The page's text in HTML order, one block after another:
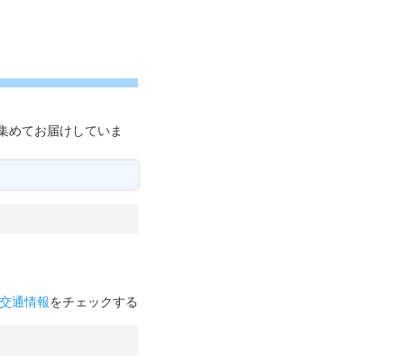
めてお届けしていま
通情報をチェックする